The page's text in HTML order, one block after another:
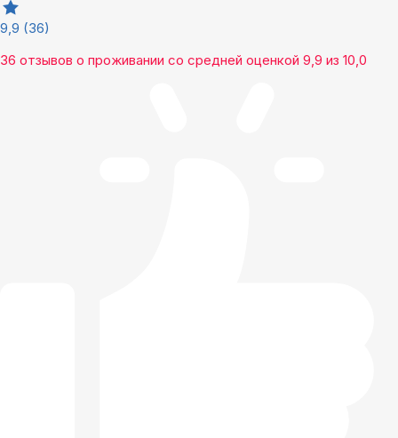
9,9 (36)
36 отзывов о проживании со средней оценкой 9,9 из 10,0